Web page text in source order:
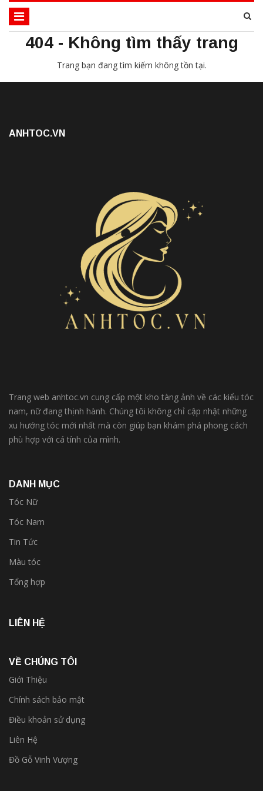
404 - Không tìm thấy trang
Trang bạn đang tìm kiếm không tồn tại.
ANHTOC.VN
Trang web anhtoc.vn cung cấp một kho tàng ảnh về các kiểu tóc
nam, nữ đang thịnh hành. Chúng tôi không chỉ cập nhật những
xu hướng tóc mới nhất mà còn giúp bạn khám phá phong cách
phù hợp với cá tính của mình.
DANH MỤC
Tóc Nữ
Tóc Nam
Tin Tức
Màu tóc
Tổng hợp
LIÊN HỆ
VỀ CHÚNG TÔI
Giới Thiệu
Chính sách bảo mật
Điều khoản sử dụng
Liên Hệ
Đồ Gỗ Vinh Vượng